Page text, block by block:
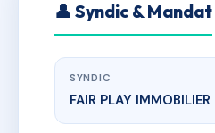
👤 Syndic & Mandat
SYNDIC
FAIR PLAY IMMOBILIER